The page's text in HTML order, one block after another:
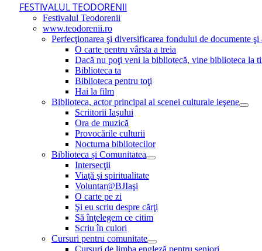
FESTIVALUL TEODORENII
Festivalul Teodorenii
www.teodorenii.ro
Perfecţionarea şi diversificarea fondului de documente
O carte pentru vârsta a treia
Dacă nu poţi veni la bibliotecă, vine biblioteca la
Biblioteca ta
Biblioteca pentru toţi
Hai la film
Biblioteca, actor principal al scenei culturale ieşene
Scriitorii Iaşului
Ora de muzică
Provocările culturii
Nocturna bibliotecilor
Biblioteca și Comunitatea
Intersecţii
Viaţă şi spiritualitate
Voluntar@BJIaşi
O carte pe zi
Şi eu scriu despre cărţi
Să înţelegem ce citim
Scriu în culori
Cursuri pentru comunitate
Cursuri de limba engleză pentru seniori